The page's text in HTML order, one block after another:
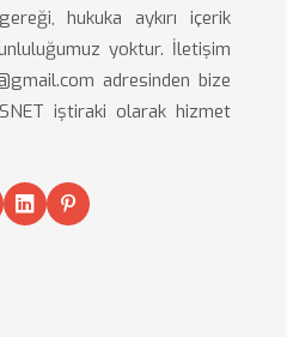
hukuka aykırı içerik
yoktur. İletişim
adresinden bize
iştiraki olarak hizmet